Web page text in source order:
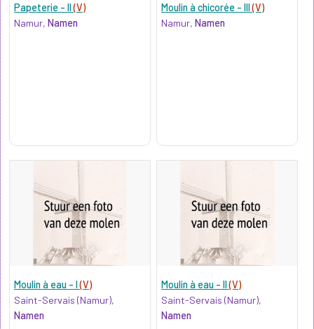
Papeterie - II(V)
Namur, Namen
Moulin à chicorée - III(V)
Namur,Namen
Moulin à eau - I(V)
Saint-Servais (Namur),
Namen
Moulin à eau - II(V)
Saint-Servais (Namur),
Namen